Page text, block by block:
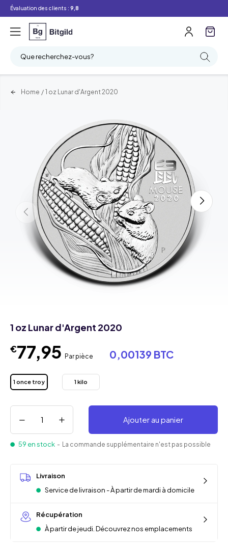
Évaluation des clients : 9,8
Que recherchez-vous?
Home / 1 oz Lunar d'Argent 2020
1 oz Lunar d'Argent 2020
€77,95 Par pièce 0,00139 BTC
1 once troy 1 kilo
Ajouter au panier
59 en stock - La commande supplémentaire n'est pas possible
Livraison
Service de livraison - À partir de mardi à domicile
Récupération
À partir de jeudi. Découvrez nos emplacements